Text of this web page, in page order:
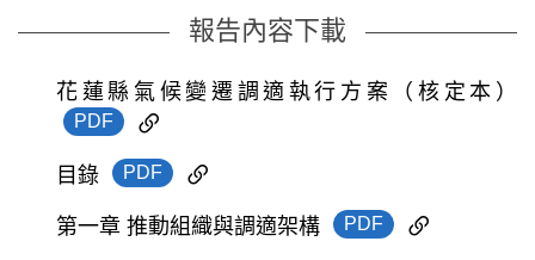
報告內容下載
花蓮縣氣候變遷調適執行方案（核定本）
PDF
目錄 PDF
第一章 推動組織與調適架構 PDF